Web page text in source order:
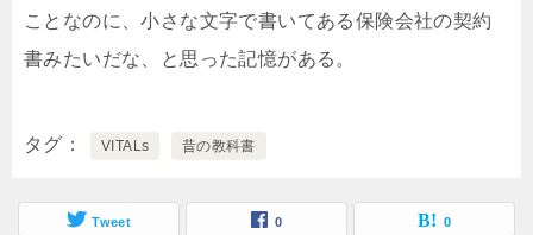
ことなのに、小さな文字で書いてある保険会社の契約
書みたいだな、と思った記憶がある。
タグ VITALs 昔の教科書
Tweet 0 0